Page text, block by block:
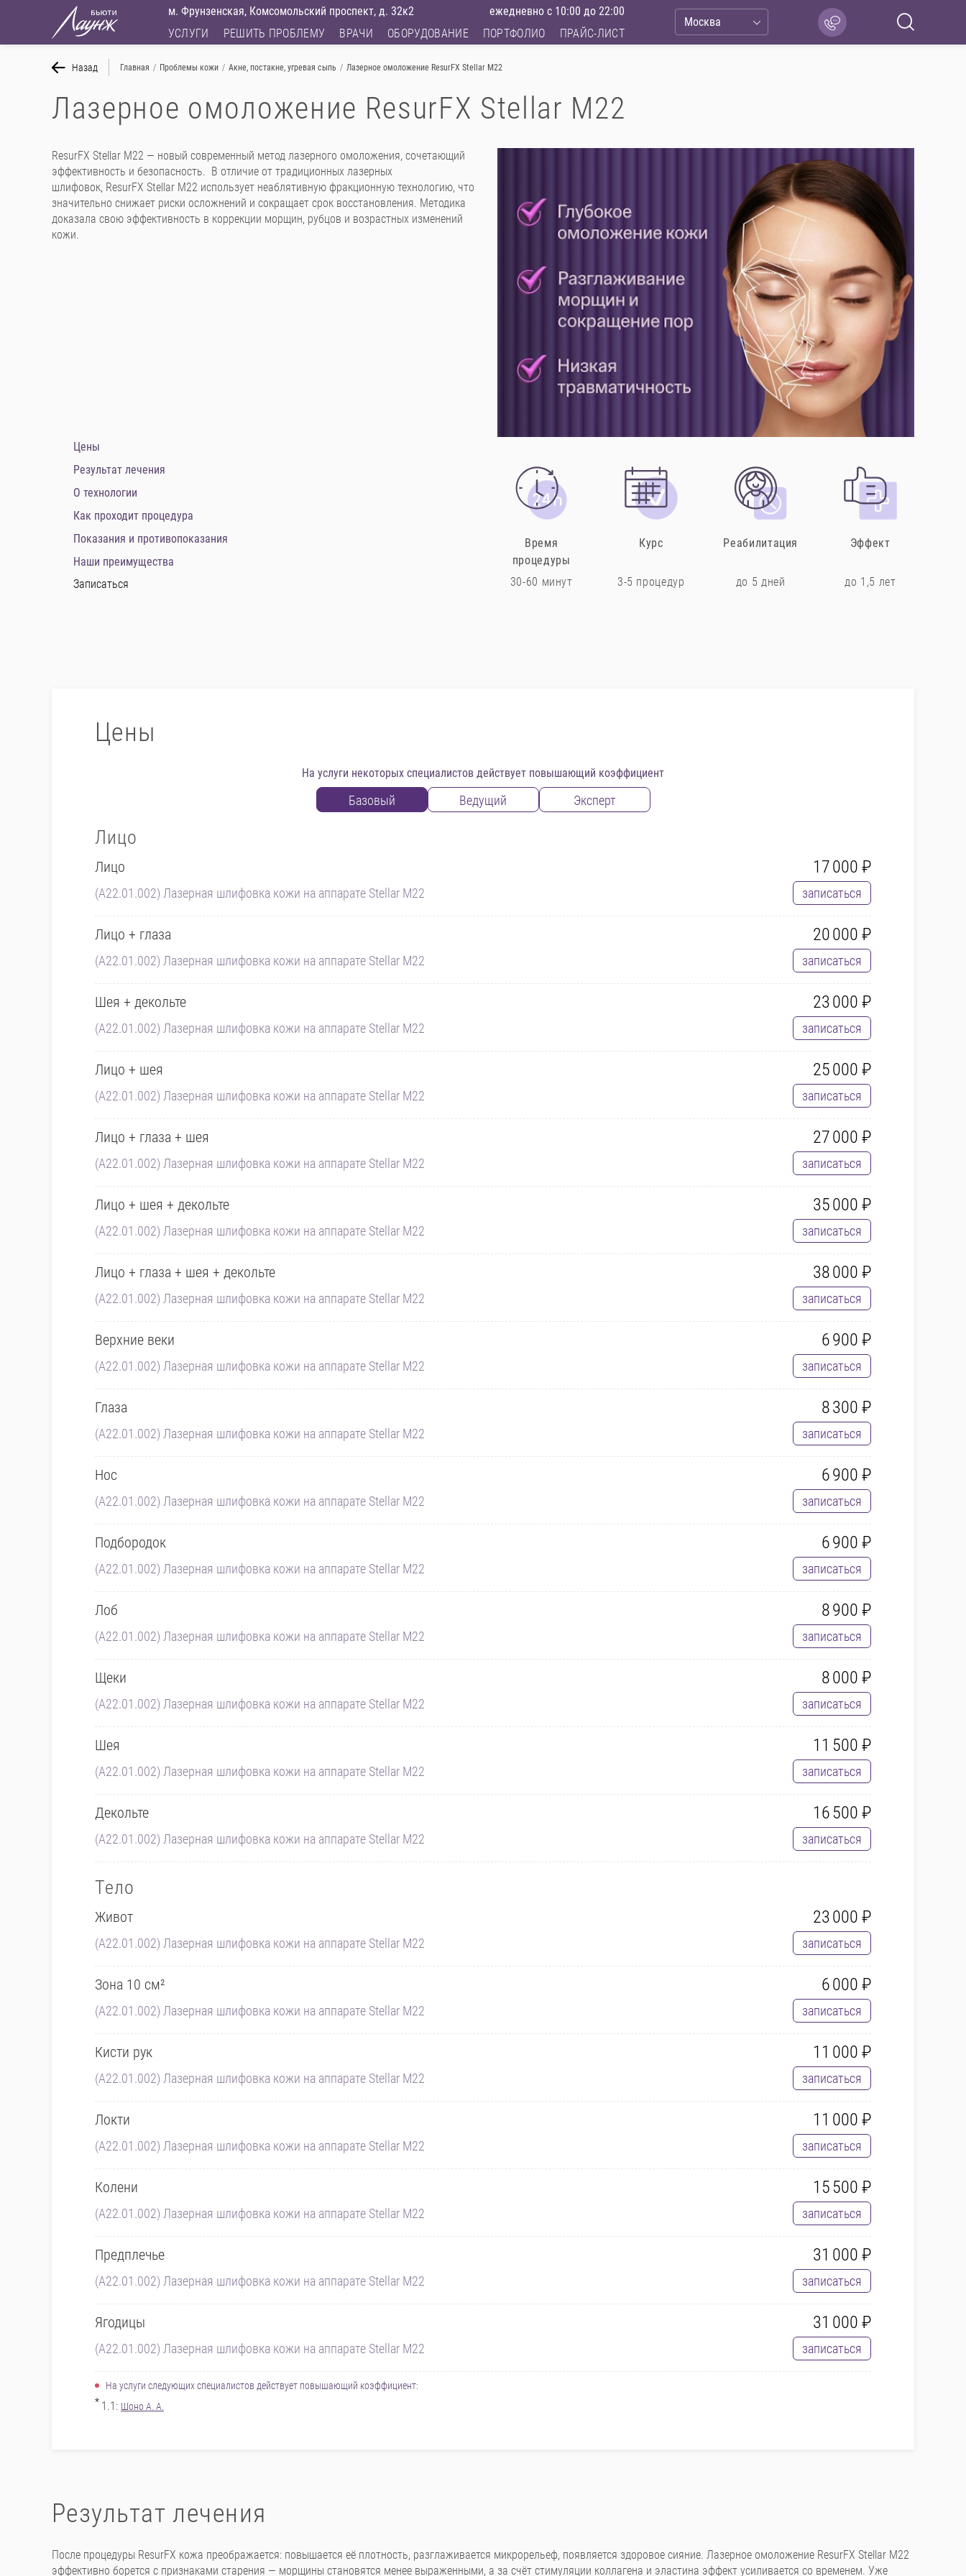
м. Фрунзенская, Комсомольский проспект, д. 32к2
ежедневно с 10:00 до 22:00
УСЛУГИ
РЕШИТЬ ПРОБЛЕМУ ВРАЧИ ОБОРУДОВАНИЕ ПОРТФОЛИО ПРАЙС-ЛИСТ
Москва
Назад Главная / Проблемы кожи / Акне, постакне, угревая сыпь / Лазерное омоложение ResurFX Stellar M22
Лазерное омоложение ResurFX Stellar M22
ResurFX Stellar M22 — новый современный метод лазерного омоложения, сочетающий
эффективность и безопасность. В отличие от традиционных лазерных
шлифовок, ResurFX Stellar M22 использует неаблятивную фракционную технологию, что
значительно снижает риски осложнений и сокращает срок восстановления. Методика
доказала свою эффективность в коррекции морщин, рубцов и возрастных изменений
кожи.
Цены
Результат лечения
О технологии
Как проходит процедура
Показания и противопоказания
Наши преимущества
Записаться
Время
процедуры
30-60 минут
Курс
3-5 процедур
Реабилитация
до 5 дней
Эффект
до 1,5 лет
Цены
На услуги некоторых специалистов действует повышающий коэффициент
Базовый Ведущий Эксперт
Лицо
Лицо
(A22.01.002) Лазерная шлифовка кожи на аппарате Stellar M22
17 000 ₽
записаться
Лицо + глаза
(A22.01.002) Лазерная шлифовка кожи на аппарате Stellar M22
20 000 ₽
записаться
Шея + декольте
(A22.01.002) Лазерная шлифовка кожи на аппарате Stellar M22
23 000 ₽
записаться
Лицо + шея
(A22.01.002) Лазерная шлифовка кожи на аппарате Stellar M22
25 000 ₽
записаться
Лицо + глаза + шея
(A22.01.002) Лазерная шлифовка кожи на аппарате Stellar M22
27 000 ₽
записаться
Лицо + шея + декольте
(A22.01.002) Лазерная шлифовка кожи на аппарате Stellar M22
35 000 ₽
записаться
Лицо + глаза + шея + декольте
(A22.01.002) Лазерная шлифовка кожи на аппарате Stellar M22
38 000 ₽
записаться
Верхние веки
(A22.01.002) Лазерная шлифовка кожи на аппарате Stellar M22
6 900 ₽
записаться
Глаза
(A22.01.002) Лазерная шлифовка кожи на аппарате Stellar M22
8 300 ₽
записаться
Нос
(A22.01.002) Лазерная шлифовка кожи на аппарате Stellar M22
6 900 ₽
записаться
Подбородок
(A22.01.002) Лазерная шлифовка кожи на аппарате Stellar M22
6 900 ₽
записаться
Лоб
(A22.01.002) Лазерная шлифовка кожи на аппарате Stellar M22
8 900 ₽
записаться
Щеки
(A22.01.002) Лазерная шлифовка кожи на аппарате Stellar M22
8 000 ₽
записаться
Шея
(A22.01.002) Лазерная шлифовка кожи на аппарате Stellar M22
11 500 ₽
записаться
Декольте
(A22.01.002) Лазерная шлифовка кожи на аппарате Stellar M22
16 500 ₽
записаться
Тело
Живот
(A22.01.002) Лазерная шлифовка кожи на аппарате Stellar M22
23 000 ₽
записаться
Зона 10 см²
(A22.01.002) Лазерная шлифовка кожи на аппарате Stellar M22
6 000 ₽
записаться
Кисти рук
(A22.01.002) Лазерная шлифовка кожи на аппарате Stellar M22
11 000 ₽
записаться
Локти
(A22.01.002) Лазерная шлифовка кожи на аппарате Stellar M22
11 000 ₽
записаться
Колени
(A22.01.002) Лазерная шлифовка кожи на аппарате Stellar M22
15 500 ₽
записаться
Предплечье
(A22.01.002) Лазерная шлифовка кожи на аппарате Stellar M22
31 000 ₽
записаться
Ягодицы
(A22.01.002) Лазерная шлифовка кожи на аппарате Stellar M22
31 000 ₽
записаться
На услуги следующих специалистов действует повышающий коэффициент:
* 1.1: Шоно А. А.
Результат лечения
После процедуры ResurFX кожа преображается: повышается её плотность, разглаживается микрорельеф, появляется здоровое сияние. Лазерное омоложение ResurFX Stellar M22
эффективно борется с признаками старения — морщины становятся менее выраженными, а за счёт стимуляции коллагена и эластина эффект усиливается со временем. Уже